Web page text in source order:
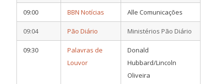
09:00 BBN Notícias Alle Comunicações
09:04 Pão Diário Ministérios Pão Diário
09:30
Palavras de
Louvor
Donald
Hubbard/Lincoln
Oliveira